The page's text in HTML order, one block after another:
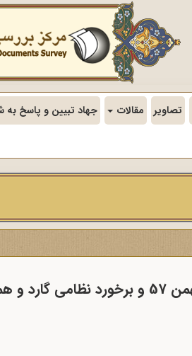
تصاویر مقالات جهاد تبیین و پاسخ به